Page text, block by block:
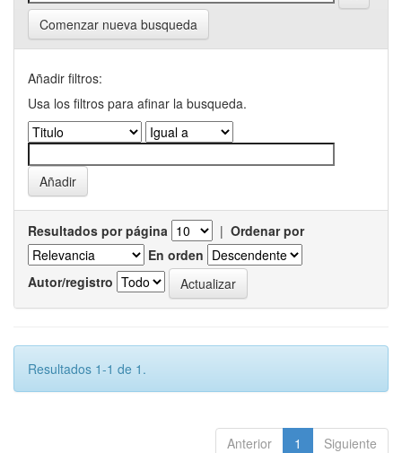
Comenzar nueva busqueda
Añadir filtros:
Usa los filtros para afinar la busqueda.
Resultados por página | Ordenar por
En orden
Autor/registro
Resultados 1-1 de 1.
Anterior 1 Siguiente